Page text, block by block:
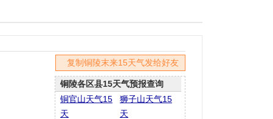
复制铜陵末来15天气发给好友
铜陵各区县15天气预报查询
铜官山天气15
天
狮子山天气15
天